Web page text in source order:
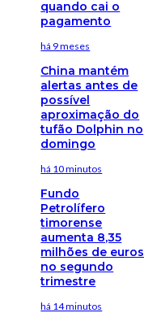
quando cai o
pagamento
há 9 meses
China mantém
alertas antes de
possível
aproximação do
tufão Dolphin no
domingo
há 10 minutos
Fundo
Petrolífero
timorense
aumenta 8,35
milhões de euros
no segundo
trimestre
há 14 minutos